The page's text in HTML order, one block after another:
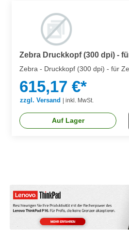
Zebra Druckkopf (300 dpi) -
Zebra - Druckkopf (300 dpi) - für
615,17 €*
zzgl. Versand inkl. MwSt.
Auf Lager